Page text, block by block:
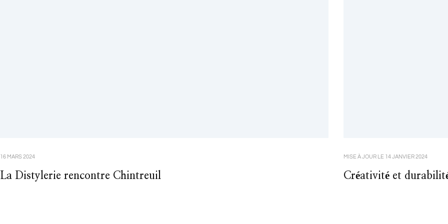
16 MARS 2024
La Distylerie rencontre Chintreuil
MISE À JOUR LE 14 JANVIER 2024
Créativité et